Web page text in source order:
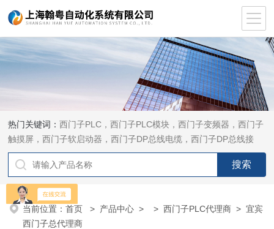
热门关键词：西门子PLC，西门子PLC模块，西门子变频器，西门子
触摸屏，西门子软启动器，西门子DP总线电缆，西门子DP总线接
头，西门子CP通讯网卡，西门子数控系统及停产备件
当前位置：首页 > 产品中心 > >西门子PLC代理商 > 宜宾
西门子总代理商